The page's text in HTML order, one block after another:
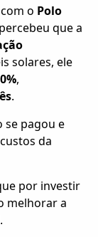
Fale
com o Polo
que a
solares, ele
,
.
se pagou e
da
por investir
melhorar a